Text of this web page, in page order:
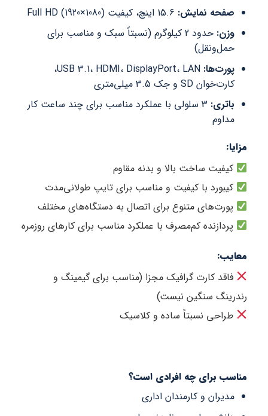
نمایش:15.6 اینچ، کیفیت Full HD (1920×1080)
حدود 2 کیلوگرم (نسبتاً سبک و مناسب برای
USB 3.1، HDMI، DisplayPort، LAN،
3 سلولی با عملکرد مناسب برای چند ساعت کار
ساخت بالا و بدنه مقاوم
با کیفیت و مناسب برای تایپ طولانی‌مدت
متنوع برای اتصال به دستگاه‌های مختلف
کم‌مصرف با عملکرد مناسب برای کارهای روزمره
کارت گرافیک مجزا (مناسب برای گیمینگ و
سنگین نیست)
نسبتاً ساده و کلاسیک
برای چه افرادی است؟
و کارمندان اداری